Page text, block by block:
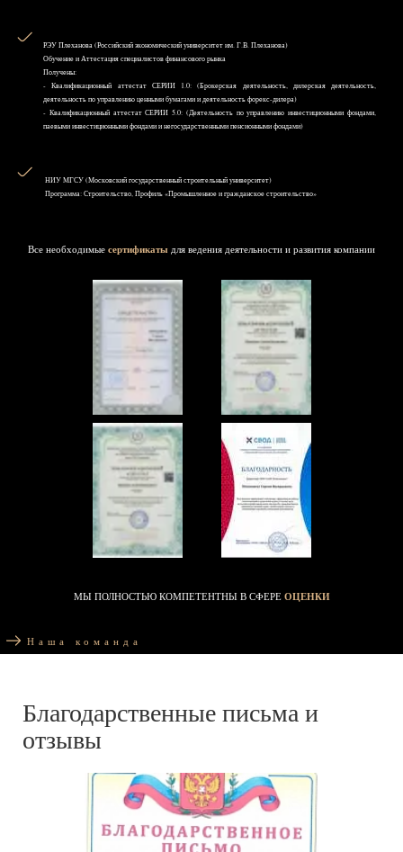
РЭУ Плеханова (Российский экономический университет им. Г.В. Плеханова)
Обучение и Аттестация специалистов финансового рынка
Получены:
- Квалификационный аттестат СЕРИИ 1.0: (Брокерская деятельность, дилерская деятельность,
деятельность по управлению ценными бумагами и деятельность форекс-дилера)
- Квалификационный аттестат СЕРИИ 5.0: (Деятельность по управлению инвестиционными фондами,
паевыми инвестиционными фондами и негосударственными пенсионными фондами)
НИУ MГСУ (Московский государственный строительный университет)
Программа: Строительство, Профиль «Промышленное и гражданское строительство»
Все необходимые сертификаты для ведения деятельности и развития компании
МЫ ПОЛНОСТЬЮ КОМПЕТЕНТНЫ В СФЕРЕ ОЦЕНКИ
Наша команда
Благодарственные письма и
отзывы